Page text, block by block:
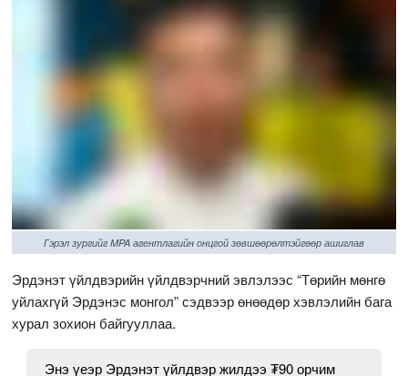
Гэрэл зургийг MPA агентлагийн онцгой зөвшөөрөлтэйгөөр ашиглав
Эрдэнэт үйлдвэрийн үйлдвэрчний эвлэлээс “Төрийн мөнгө
уйлахгүй Эрдэнэс монгол” сэдвээр өнөөдөр хэвлэлийн бага
хурал зохион байгууллаа.
Энэ үеэр Эрдэнэт үйлдвэр жилдээ ₮90 орчим